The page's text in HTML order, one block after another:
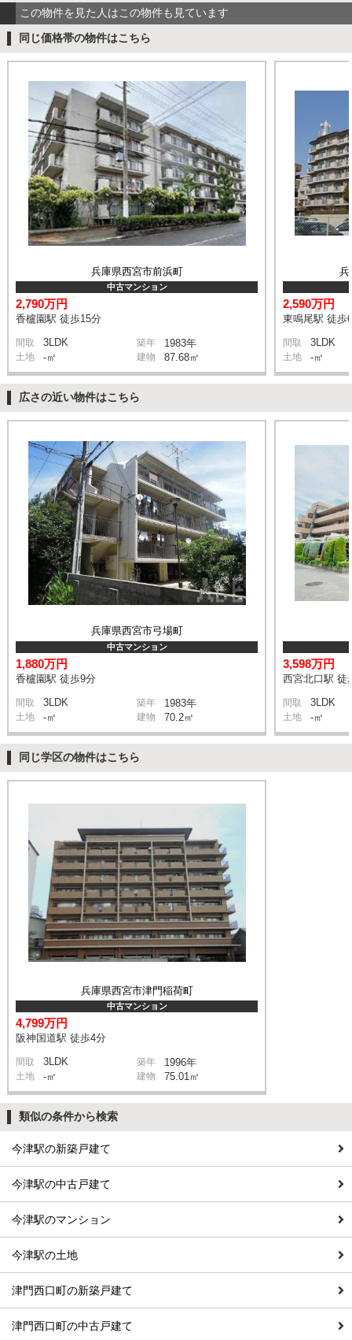
この物件を見た人はこの物件も見ています
同じ価格帯の物件はこちら
兵庫県西宮市前浜町
中古マンション
2,790万円
香櫨園駅 徒歩15分
間取 3LDK 築年 1983年
土地 -㎡ 建物 87.68㎡
兵
2,590万円
東鳴尾駅 徒歩
間取 3LDK
土地 -㎡
広さの近い物件はこちら
兵庫県西宮市弓場町
中古マンション
1,880万円
香櫨園駅 徒歩9分
間取 3LDK 築年 1983年
土地 -㎡ 建物 70.2㎡
3,598万円
西宮北口駅 徒
間取 3LDK
土地 -㎡
同じ学区の物件はこちら
兵庫県西宮市津門稲荷町
中古マンション
4,799万円
阪神国道駅 徒歩4分
間取 3LDK 築年 1996年
土地 -㎡ 建物 75.01㎡
類似の条件から検索
今津駅の新築戸建て
今津駅の中古戸建て
今津駅のマンション
今津駅の土地
津門西口町の新築戸建て
津門西口町の中古戸建て